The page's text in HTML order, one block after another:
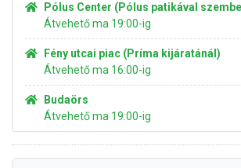
Pólus Center (Pólus patikával
Átvehető ma 19:00-ig
Fény utcai piac (Príma kijáratánál)
Átvehető ma 16:00-ig
Budaörs
Átvehető ma 19:00-ig